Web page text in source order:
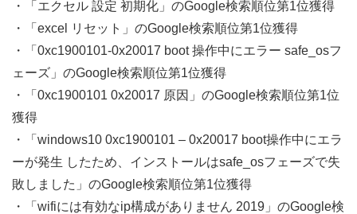
・「エクセル 設定 初期化」のGoogle検索順位第1位獲得
・「excel リセット」のGoogle検索順位第1位獲得
・「0xc1900101-0x20017 boot 操作中にエラー safe_osフ
ェーズ」のGoogle検索順位第1位獲得
・「0xc1900101 0x20017 原因」のGoogle検索順位第1位
獲得
・「windows10 0xc1900101 – 0x20017 boot操作中にエラ
ーが発生 したため、インストールはsafe_osフェーズで失
敗しました」のGoogle検索順位第1位獲得
・「wifiには有効なip構成がありません 2019」のGoogle検